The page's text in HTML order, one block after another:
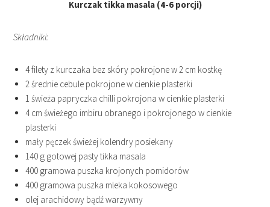
Kurczak tikka masala (4-6 porcji)
Składniki:
4 filety z kurczaka bez skóry pokrojone w 2 cm kostkę
2 średnie cebule pokrojone w cienkie plasterki
1 świeża papryczka chilli pokrojona w cienkie plasterki
4 cm świeżego imbiru obranego i pokrojonego w cienkie
plasterki
mały pęczek świeżej kolendry posiekany
140 g gotowej pasty tikka masala
400 gramowa puszka krojonych pomidorów
400 gramowa puszka mleka kokosowego
olej arachidowy bądź warzywny